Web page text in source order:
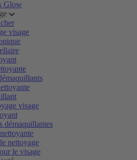
Glow
visage
visage
démaquillantes
nettoyage
le visage